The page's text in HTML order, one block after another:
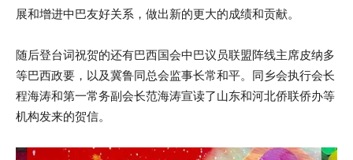
展和增进中巴友好关系，做出新的更大的成绩和贡献。
随后登台词祝贺的还有巴西国会中巴议员联盟阵线主席皮纳多
等巴西政要，以及冀鲁同总会监事长常和平。同乡会执行会长
程海涛和第一常务副会长范海涛宣读了山东和河北侨联侨办等
机构发来的贺信。